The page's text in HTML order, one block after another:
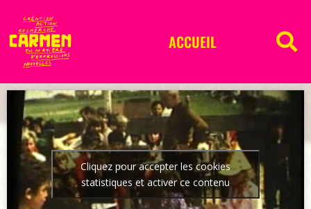
ACCUEIL
Cliquez pour accepter les cookies
statistiques et activer ce contenu